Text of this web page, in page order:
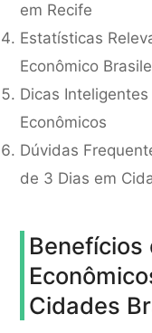
em Recife
Estatísticas
Econômico
Dicas
Econômicos
Dúvidas
de 3 Dias em
Benefícios
Cidades